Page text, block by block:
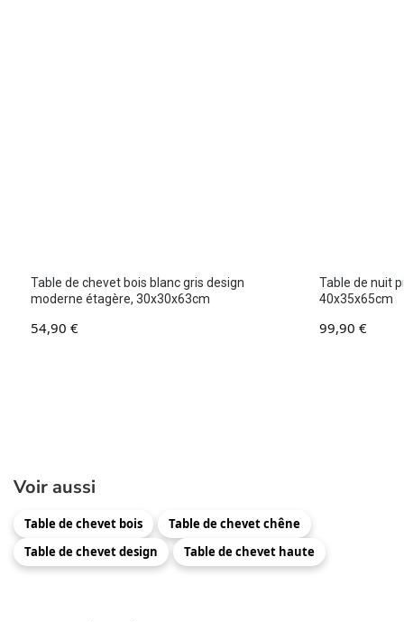
Table de chevet bois blanc gris design
moderne étagère, 30x30x63cm
54,90 €
Table de nuit
40x35x65cm
99,90 €
Voir aussi
Table de chevet bois
Table de chevet chêne
Table de chevet design
Table de chevet haute